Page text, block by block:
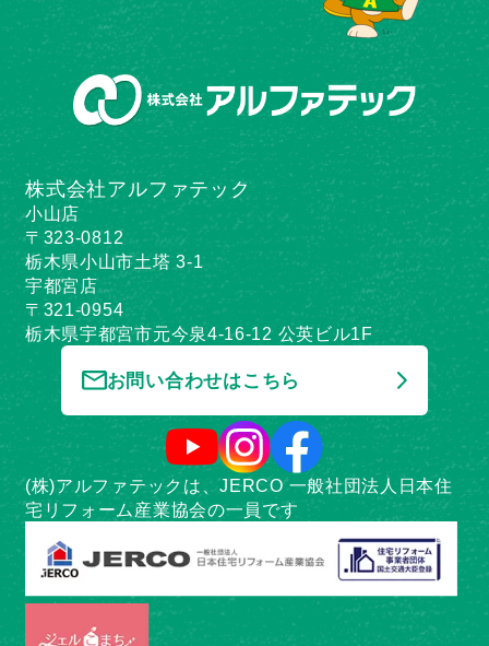
株式会社アルファテック
小山店
〒323-0812
栃木県小山市土塔 3-1
宇都宮店
〒321-0954
栃木県宇都宮市元今泉4-16-12 公英ビル1F
お問い合わせはこちら
(株)アルファテックは、JERCO 一般社団法人日本住
宅リフォーム産業協会の一員です